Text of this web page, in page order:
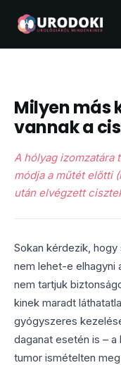
Milyen más
vannak a
A hólyag izomzatára
módja a műtét előtti
után elvégzett
Sokan kérdezik,
nem lehet-e elhagyni
nem tartjuk
kinek maradt
gyógyszeres
daganat esetén is –
tumor ismételten